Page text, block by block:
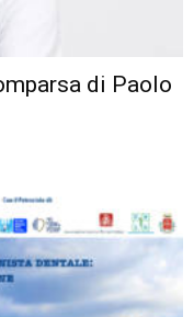
di Paolo